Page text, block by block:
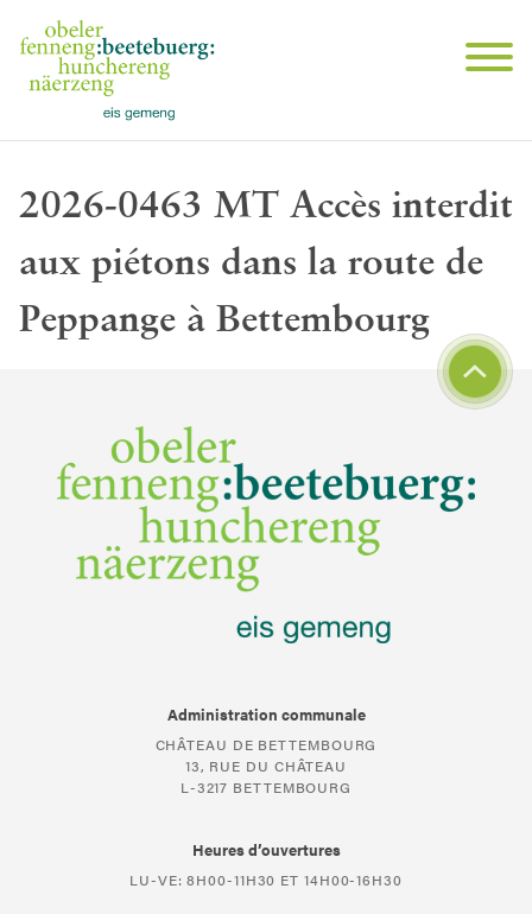
2026-0463 MT Accès interdit
aux piétons dans la route de
Peppange à Bettembourg
Administration communale
CHÂTEAU DE BETTEMBOURG
13, RUE DU CHÂTEAU
L-3217 BETTEMBOURG
Heures d’ouvertures
LU-VE: 8H00-11H30 ET 14H00-16H30